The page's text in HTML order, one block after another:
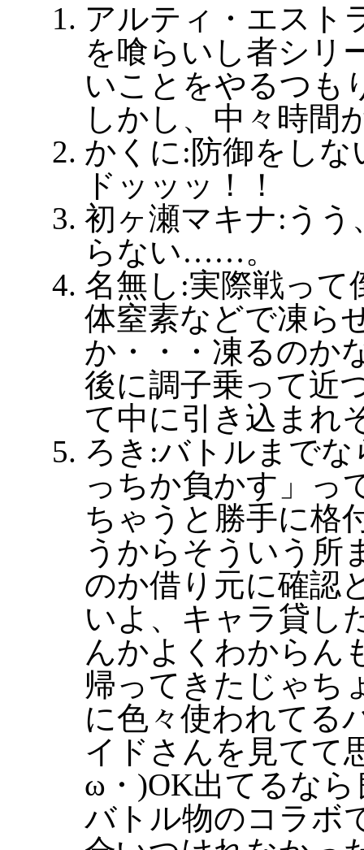
アルティ・エスト
を喰らいし者シリ
いことをやるつ
しかし、中々時
かくに:防御をし
ドッッッ！！
初ヶ瀬マキナ:うう
らない……。
名無し:実際戦って
体窒素などで凍ら
か・・・凍るのか
後に調子乗って近
て中に引き込まれ
ろき:バトルまで
っちか負かす」っ
ちゃうと勝手に格
うからそういう所
のか借り元に確認
いよ、キャラ貸し
んかよくわからん
帰ってきたじゃち
に色々使われてる
イドさんを見てて
ω・)OK出てるな
バトル物のコラボ